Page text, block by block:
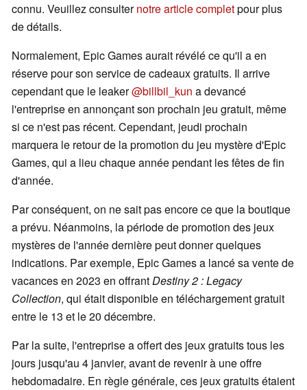
connu. Veuillez consulternotre article completpour plus
de détails.
Normalement, Epic Games aurait révélé ce qu'il a en
réserve pour son service de cadeaux gratuits. Il arrive
cependant que le leaker@billbil_kun a devancé
l'entreprise en annonçant son prochain jeu gratuit, même
si ce n'est pas récent. Cependant, jeudi prochain
marquera le retour de la promotion du jeu mystère d'Epic
Games, qui a lieu chaque année pendant les fêtes de fin
d'année.
Par conséquent, on ne sait pas encore ce que la boutique
a prévu. Néanmoins, la période de promotion des jeux
mystères de l'année dernière peut donner quelques
indications. Par exemple, Epic Games a lancé sa vente de
vacances en 2023 en offrantDestiny 2 : Legacy
Collection, qui était disponible en téléchargement gratuit
entre le 13 et le 20 décembre.
Par la suite, l'entreprise a offert des jeux gratuits tous les
jours jusqu'au 4 janvier, avant de revenir à une offre
hebdomadaire. En règle générale, ces jeux gratuits étaient